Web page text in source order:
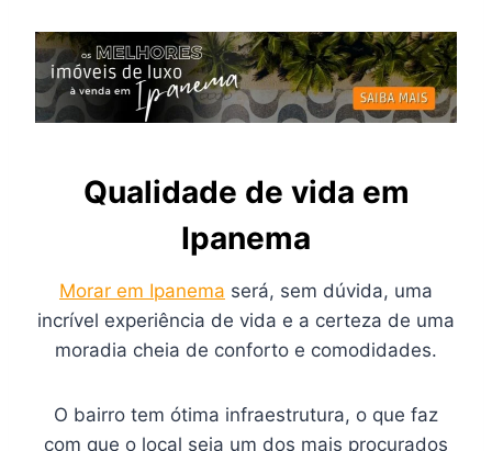
Qualidade de vida em
Ipanema
Morar em Ipanema será, sem dúvida, uma
incrível experiência de vida e a certeza de uma
moradia cheia de conforto e comodidades.
O bairro tem ótima infraestrutura, o que faz
com que o local seja um dos mais procurados